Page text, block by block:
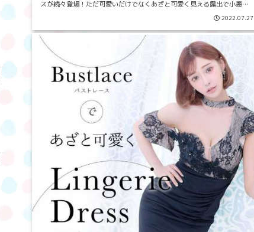
スが続々登場！ただ可愛いだけでなくあざと可愛く見える露出で小悪魔
2022.07.27